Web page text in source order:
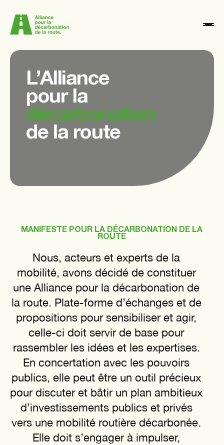
Actualités
Nos membres
Notre raison d'être
L’Alliance
pour la
décarbonation
de la route
MANIFESTE POUR LA DÉCARBONATION DE LA
ROUTE
Nous, acteurs et experts de la
mobilité, avons décidé de constituer
une Alliance pour la décarbonation de
la route. Plate-forme d’échanges et de
propositions pour sensibiliser et agir,
celle-ci doit servir de base pour
rassembler les idées et les expertises.
En concertation avec les pouvoirs
publics, elle peut être un outil précieux
pour discuter et bâtir un plan ambitieux
d’investissements publics et privés
vers une mobilité routière décarbonée.
Elle doit s’engager à impulser,